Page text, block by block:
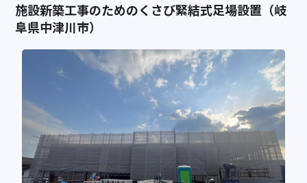
施設新築工事のためのくさび緊結式足場設置（岐
阜県中津川市）